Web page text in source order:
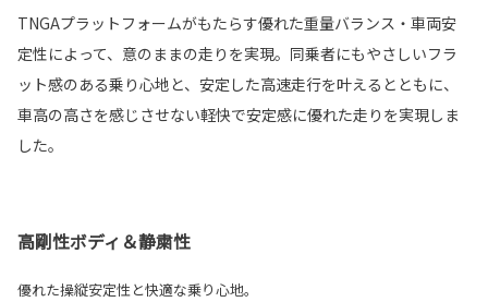
TNGAプラットフォームがもたらす優れた重量バランス・車両安
定性によって、意のままの走りを実現。同乗者にもやさしいフラ
ット感のある乗り心地と、安定した高速走行を叶えるとともに、
車高の高さを感じさせない軽快で安定感に優れた走りを実現しま
した。
高剛性ボディ＆静粛性
優れた操縦安定性と快適な乗り心地。